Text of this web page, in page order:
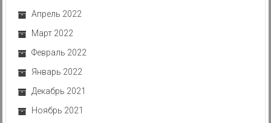
Апрель 2022
Март 2022
Февраль 2022
Январь 2022
Декабрь 2021
Ноябрь 2021